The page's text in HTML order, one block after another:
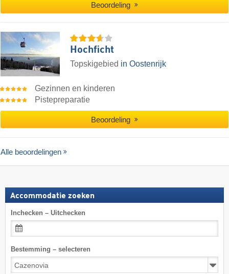
Beoordeling
Hochficht
Topskigebied in Oostenrijk
Gezinnen en kinderen
Pistepreparatie
Beoordeling
Alle beoordelingen
Accommodatie zoeken
Inchecken – Uitchecken
Bestemming – selecteren